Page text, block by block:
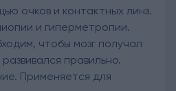
очков и контактных линз.
и гиперметропии.
чтобы мозг получал
правильно.
Применяется для